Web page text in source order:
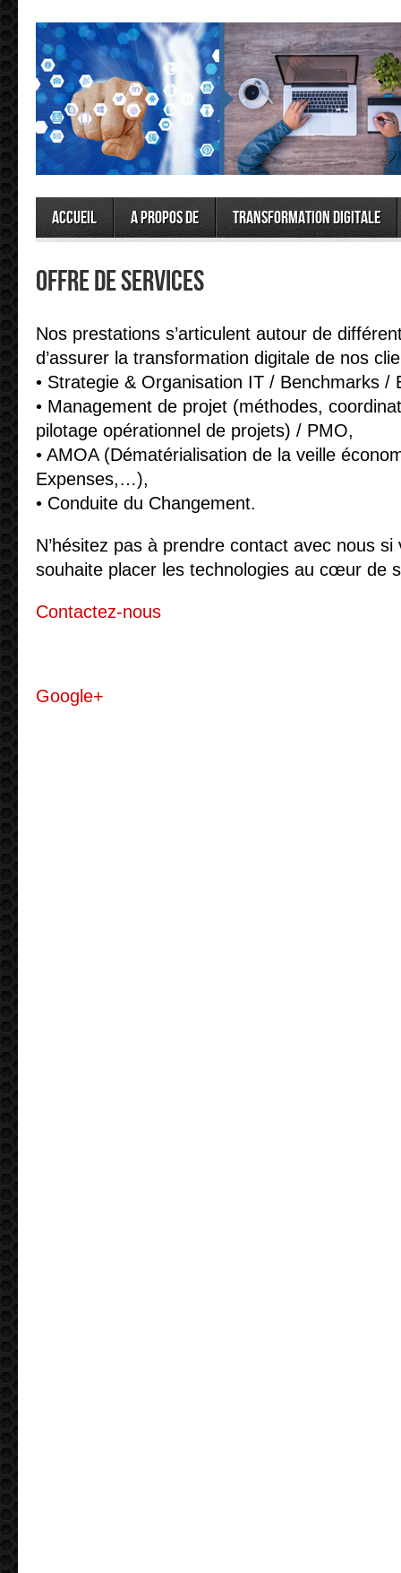
Accueil A propos de Transformation Digitale
Offre de services
Nos prestations s’articulent autour de
d’assurer la transformation digitale de nos
• Strategie & Organisation IT / Benchmarks /
• Management de projet (méthodes,
pilotage opérationnel de projets) / PMO,
• AMOA (Dématérialisation de la veille
Expenses,…),
• Conduite du Changement.
N’hésitez pas à prendre contact avec nous
souhaite placer les technologies au cœur de
Contactez-nous
Google+